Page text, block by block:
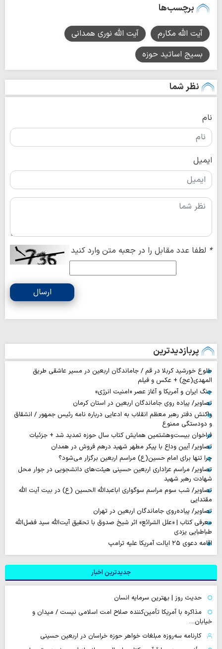
برچسب‌ها
آیت الله مکارم
آیت الله نوری همدانی
بسیج اساتید حوزه
نظر شما
نام
ایمیل
* لطفا عدد مقابل را در جعبه متن وارد کنید
ارسال
پربازدیدترین
طلوع خورشید کربلا در قم / جاماندگان اربعین در مسیر عاشقی طریق
المهدی(عج) + عکس و فیلم
جنگ ایران و آمریکا و آغاز عصر «امنیت انرژی»
تصاویر/ پیاده روی جاماندگان اربعین در استان کرمان
واکنش دفتر رهبر معظم انقلاب به ادعایی درباره نامه رئیس جمهور / انشقاق
و دودستگی ممنوع
فراخوان بیست‌وهشتمین همایش کتاب سال حوزه تمدید شد + جزئیات
تصاویر/ آیین وداع با پیکر مطهر شهید درهم فروش در همدان
چرا تنها برای امام حسین(ع) مراسم اربعین برگزار می‌شود؟
تصاویر/ مراسم عزاداری اربعین حسینی هیئت‌های دانشجویی در جوار محل
شهادت رهبر شهید
تصاویر/ شب سوم مراسم سوگواری اباعبدالله الحسین (ع) در بیت آیت الله
مقتدایی
تصاویر/ پیاده‌روی جاماندگان اربعین در تهران
معرفی کتاب | «علل الشرائع» اثر شیخ صدوق با تحقیق آیت‌الله سید فضل‌الله
طباطبایی یزدی
اقامه دعوی ۲۵ ایالت آمریکا علیه ترامپ
جدیدترین اخبار
حدیث روز | بهترین سرمایه انسان
مذاکره با آمریکا تأمین‌کننده صلاح امت اسلامی نیست / میدان و
خیابان…
کارنامه سه‌روزه مبلغات خواهر حوزه خراسان در اربعین حسینی